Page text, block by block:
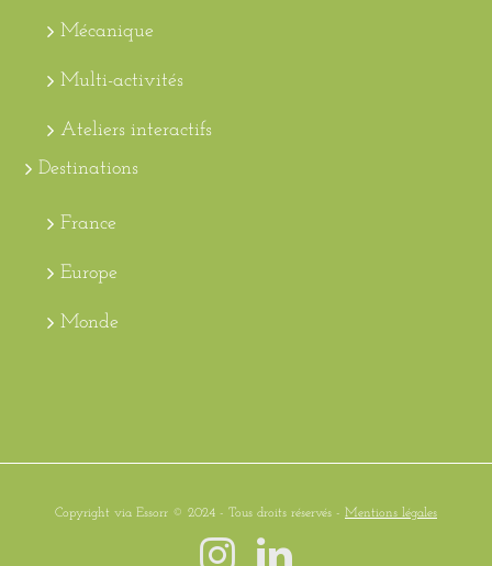
Mécanique
Multi-activités
Ateliers interactifs
Destinations
France
Europe
Monde
Copyright via Essorr © 2024 - Tous droits réservés - Mentions légales
Instagram
LinkedIn